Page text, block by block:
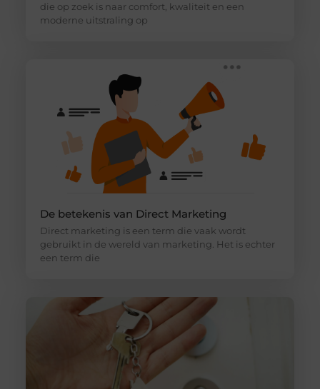
die op zoek is naar comfort, kwaliteit en een
moderne uitstraling op
De betekenis van Direct Marketing
Direct marketing is een term die vaak wordt
gebruikt in de wereld van marketing. Het is echter
een term die